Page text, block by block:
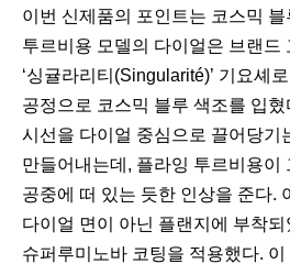
이번 신제품의 포인트는 코스믹
투르비용 모델의 다이얼은 브랜드
‘싱귤라리티(Singularité)’ 기요셰
공정으로 코스믹 블루 색조를 입
시선을 다이얼 중심으로 끌어당기
만들어내는데, 플라잉 투르비용이
공중에 떠 있는 듯한 인상을 준다.
다이얼 면이 아닌 플랜지에 부착
슈퍼루미노바 코팅을 적용했다.